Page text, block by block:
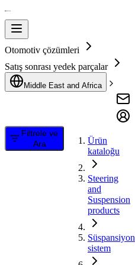
Otomotiv çözümleri
Satış sonrası yedek parçalar
Middle East and Africa
Filtrele ve
Ara
Ürün
kataloğu
Steering
and
Suspension
products
Süspansiyon
sistem